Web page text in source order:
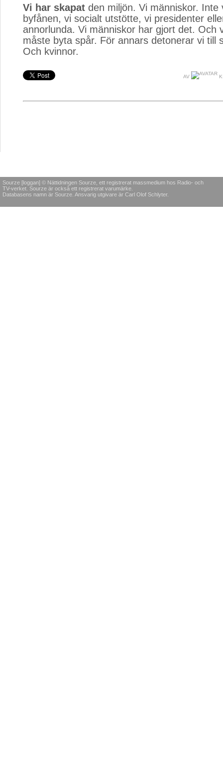
Vi har skapat den miljön. Vi människor. Inte
byfånen, vi socialt utstötte, vi presidenter
annorlunda. Vi människor har gjort det. Och
måste byta spår. För annars detonerar vi till
Och kvinnor.
AV
Sourze [loggan] © Nättidningen Sourze, ett registrerat massmedium hos Radio- och
TV-verket. Sourze är också ett registrerat varumärke.
Databasens namn är Sourze. Ansvarig utgivare är Carl Olof Schlyter.